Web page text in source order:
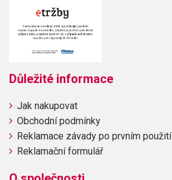
Důležité informace
Jak nakupovat
Obchodní podmínky
Reklamace závady po prvním použití
Reklamační formulář